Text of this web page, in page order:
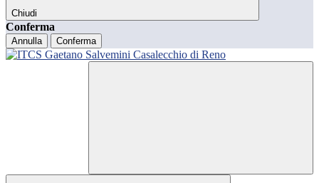
Chiudi
Conferma
Annulla Conferma